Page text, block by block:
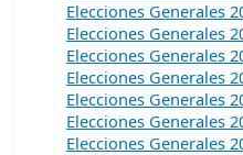
Elecciones Generales
Elecciones Generales
Elecciones Generales
Elecciones Generales
Elecciones Generales
Elecciones Generales
Elecciones Generales